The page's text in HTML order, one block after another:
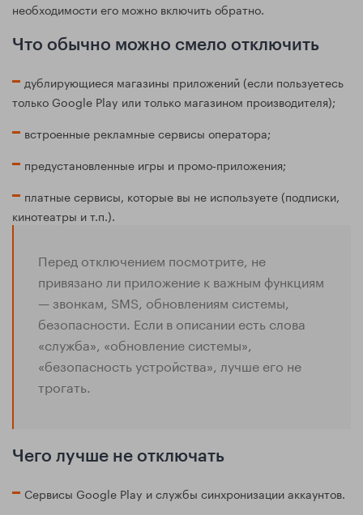
необходимости его можно включить обратно.
Что обычно можно смело отключить
дублирующиеся магазины приложений (если пользуетесь
только Google Play или только магазином производителя);
встроенные рекламные сервисы оператора;
предустановленные игры и промо‑приложения;
платные сервисы, которые вы не используете (подписки,
кинотеатры и т.п.).
Перед отключением посмотрите, не
привязано ли приложение к важным функциям
— звонкам, SMS, обновлениям системы,
безопасности. Если в описании есть слова
«служба», «обновление системы»,
«безопасность устройства», лучше его не
трогать.
Чего лучше не отключать
Сервисы Google Play и службы синхронизации аккаунтов.